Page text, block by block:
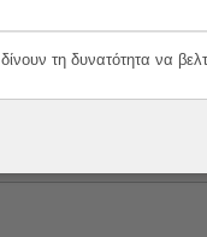
τη δυνατότητα να